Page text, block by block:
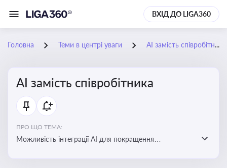
ВХІД ДО LIGA360
Головна Теми в центрі уваги АІ замість співробітника
АІ замість співробітника
ПРО ЩО ТЕМА:
Можливість інтеграції АІ для покращення